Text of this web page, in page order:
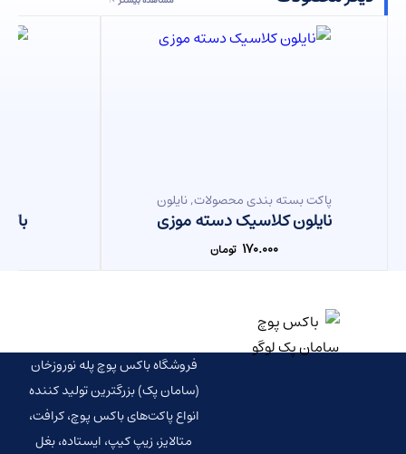
پاکت بسته بندی محصولات,نایلون
دسته موزی طرح دار
نایلون کلاسیک دسته موزی
۱۷۰.۰۰۰ تومان
فروشگاه باکس پوچ پله نوروزخان
(سامان پک) بزرگترین تولید کننده
انواع پاکت‌‌های باکس پوچ، کرافت،
متالایز، زیپ کیپ، ایستاده، بغل